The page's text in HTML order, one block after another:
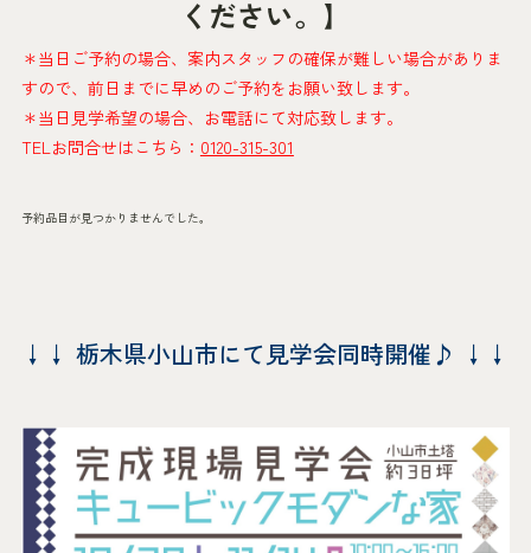
ください。】
＊当日ご予約の場合、案内スタッフの確保が難しい場合がありま
すので、前日までに早めのご予約をお願い致します。
＊当日見学希望の場合、お電話にて対応致します。
TELお問合せはこちら： 0120-315-301
予約品目が見つかりませんでした。
↓↓ 栃木県小山市にて見学会同時開催♪ ↓↓